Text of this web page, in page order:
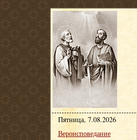
Пятница, 7.08.2026
Вероисповедание